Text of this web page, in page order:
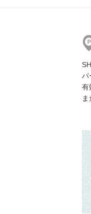
赤坂8
よ
【高さ制限
1,800
パ
有